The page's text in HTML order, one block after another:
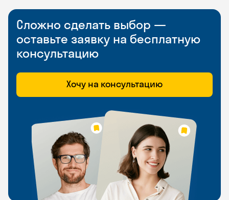
Сложно сделать выбор —
оставьте заявку на бесплатную
консультацию
Хочу на консультацию